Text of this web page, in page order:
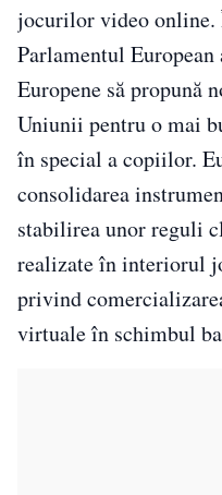
jocurilor video online.
Parlamentul
Europene să propună
Uniunii pentru o mai
în special a copiilor.
consolidarea
stabilirea unor reguli
realizate în interiorul
privind
virtuale în schimbul